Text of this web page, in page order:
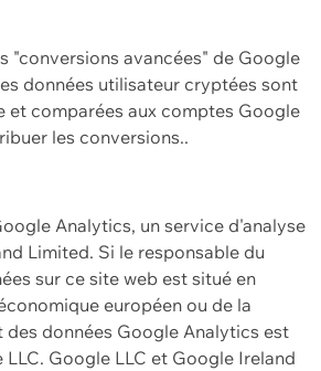
"conversions avancées" de Google
données utilisateur cryptées sont
et comparées aux comptes Google
les conversions..
Analytics, un service d'analyse
Limited. Si le responsable du
sur ce site web est situé en
européen ou de la
des données Google Analytics est
Google LLC et Google Ireland